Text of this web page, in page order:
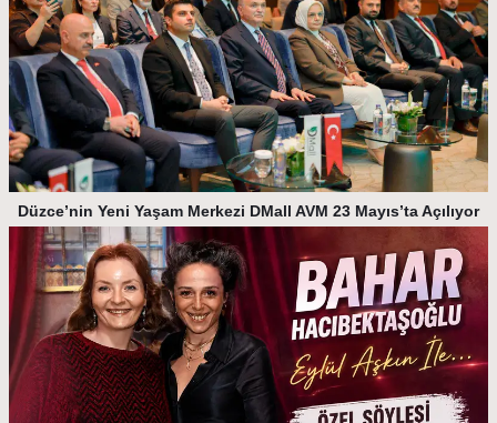
Düzce’nin Yeni Yaşam Merkezi DMall AVM 23 Mayıs’ta Açılıyor